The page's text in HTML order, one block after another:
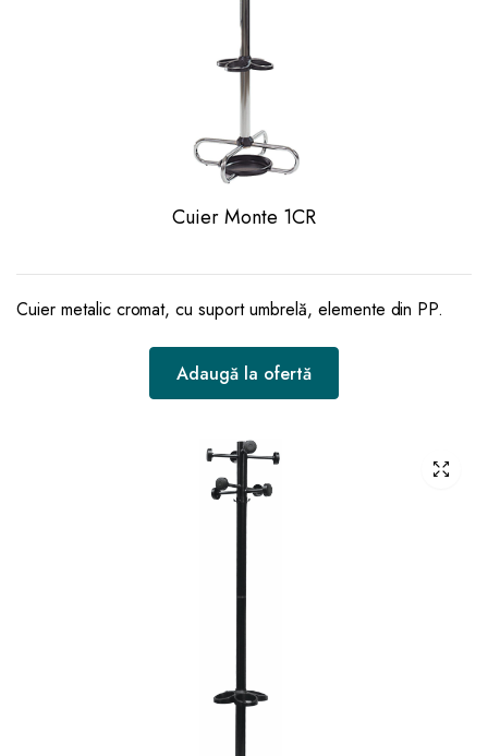
Cuier Monte 1CR
Cuier metalic cromat, cu suport umbrelă, elemente din PP.
Adaugă la ofertă